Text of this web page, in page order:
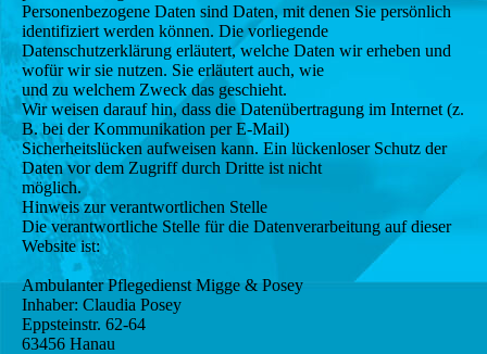
Personenbezogene Daten sind Daten, mit denen Sie persönlich
identifiziert werden können. Die vorliegende
Datenschutzerklärung erläutert, welche Daten wir erheben und
wofür wir sie nutzen. Sie erläutert auch, wie
und zu welchem Zweck das geschieht.
Wir weisen darauf hin, dass die Datenübertragung im Internet (z.
B. bei der Kommunikation per E-Mail)
Sicherheitslücken aufweisen kann. Ein lückenloser Schutz der
Daten vor dem Zugriff durch Dritte ist nicht
möglich.
Hinweis zur verantwortlichen Stelle
Die verantwortliche Stelle für die Datenverarbeitung auf dieser
Website ist:
Ambulanter Pflegedienst Migge & Posey
Inhaber: Claudia Posey
Eppsteinstr. 62-64
63456 Hanau